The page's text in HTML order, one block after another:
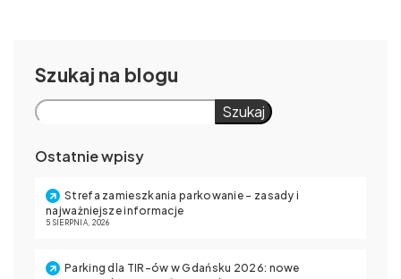
Szukaj
Szukaj
Ostatnie wpisy
Strefa zamieszkania parkowanie – zasady i
najważniejsze informacje
5 SIERPNIA, 2026
Parking dla TIR-ów w Gdańsku 2026: nowe